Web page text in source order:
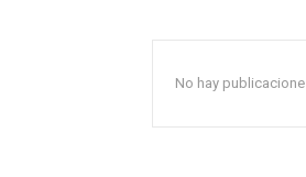
No hay